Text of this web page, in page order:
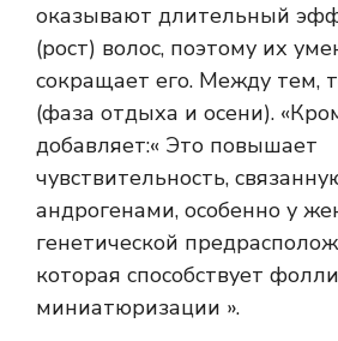
оказывают длительный
(рост) волос, поэтому их
сокращает его. Между тем,
(фаза отдыха и осени).
добавляет:« Это повышает
чувствительность,
андрогенами, особенно у
генетической
которая способствует
миниатюризации ».